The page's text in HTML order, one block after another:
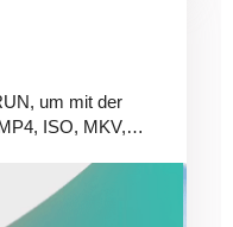
um mit der
ISO, MKV,